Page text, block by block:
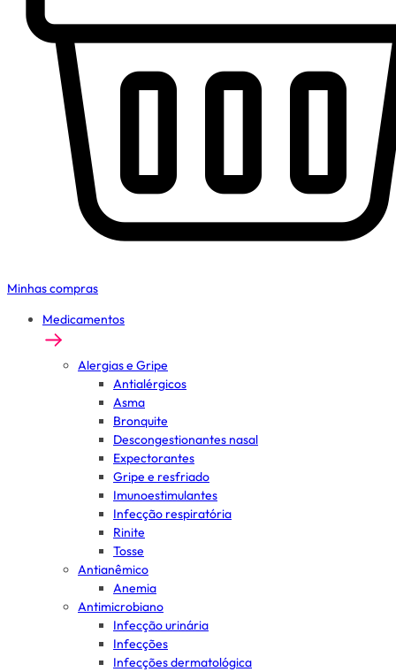
Minhas compras
Medicamentos
Alergias e Gripe
Antialérgicos
Asma
Bronquite
Descongestionantes nasal
Expectorantes
Gripe e resfriado
Imunoestimulantes
Infecção respiratória
Rinite
Tosse
Antianêmico
Anemia
Antimicrobiano
Infecção urinária
Infecções
Infecções dermatológica